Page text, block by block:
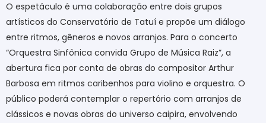
O espetáculo é uma colaboração entre dois grupos
artísticos do Conservatório de Tatuí e propõe um diálogo
entre ritmos, gêneros e novos arranjos. Para o concerto
“Orquestra Sinfônica convida Grupo de Música Raiz”, a
abertura fica por conta de obras do compositor Arthur
Barbosa em ritmos caribenhos para violino e orquestra. O
público poderá contemplar o repertório com arranjos de
clássicos e novas obras do universo caipira, envolvendo